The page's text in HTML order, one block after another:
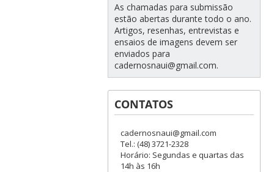
As chamadas para submissão
estão abertas durante todo o ano.
Artigos, resenhas, entrevistas e
ensaios de imagens devem ser
enviados para
cadernosnaui@gmail.com.
CONTATOS
cadernosnaui@gmail.com
Tel.: (48) 3721-2328
Horário: Segundas e quartas das
14h às 16h